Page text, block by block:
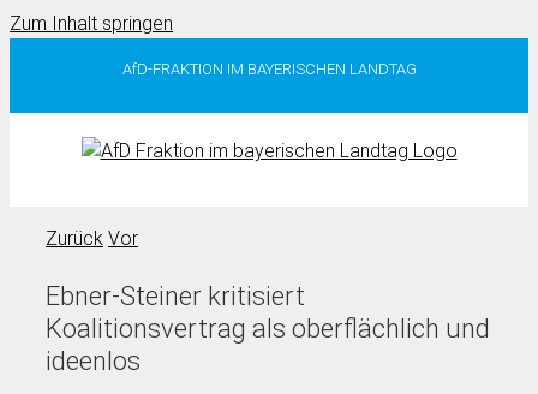
Zum Inhalt springen
AfD-FRAKTION IM BAYERISCHEN LANDTAG
Zurück Vor
Ebner-Steiner kritisiert
Koalitionsvertrag als oberflächlich und
ideenlos